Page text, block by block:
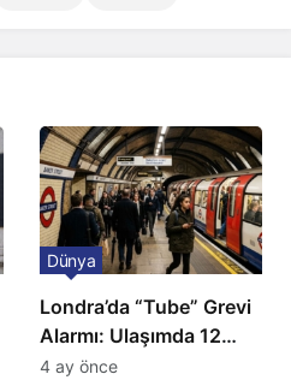
Londra’da “Tube” Grevi
Alarmı: Ulaşımda 12
Günlük Kaos Kapıda
Dünya
4 ay önce